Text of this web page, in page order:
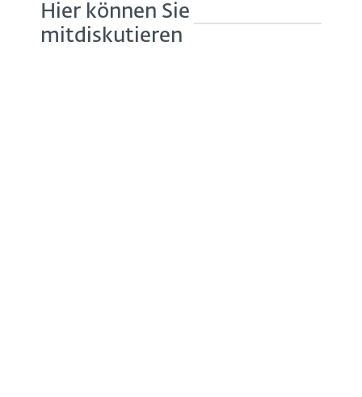
Hier können Sie
mitdiskutieren